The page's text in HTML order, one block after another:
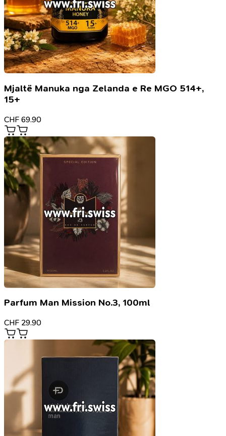
Mjaltë Manuka nga Zelanda e Re MGO 514+,
15+
CHF 69.90
Parfum Man Mission No.3, 100ml
CHF 29.90